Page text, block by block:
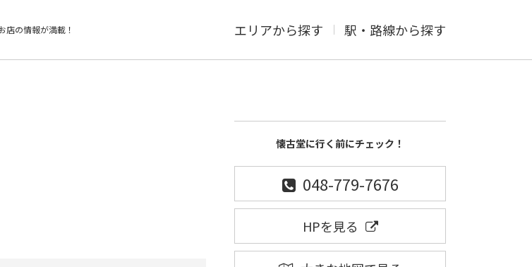
店の情報が満載！ エリアから探す 駅・路線から探す
懐古堂に行く前にチェック！
048-779-7676
HPを見る